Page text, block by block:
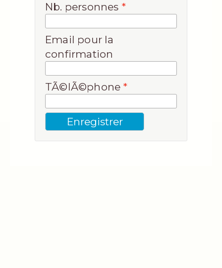
Nb. personnes *
Email pour la
confirmation
TÃ©lÃ©phone *